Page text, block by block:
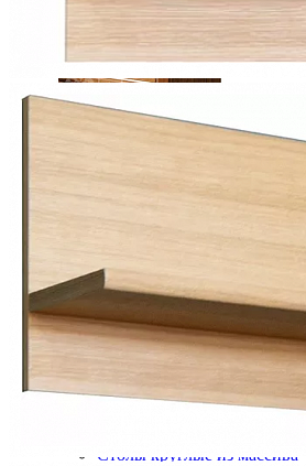
Тумбы прикроватные ГМ 8426
13 555 ₽
-10%
Столовая
Буфеты и бары
Комоды для кухни
Лавки и скамьи
Полки и ящики
Столы кофейные и чайные
Столы круглые из массива